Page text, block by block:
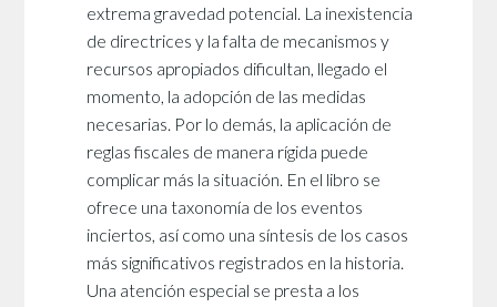
extrema gravedad potencial. La inexistencia
de directrices y la falta de mecanismos y
recursos apropiados dificultan, llegado el
momento, la adopción de las medidas
necesarias. Por lo demás, la aplicación de
reglas fiscales de manera rígida puede
complicar más la situación. En el libro se
ofrece una taxonomía de los eventos
inciertos, así como una síntesis de los casos
más significativos registrados en la historia.
Una atención especial se presta a los